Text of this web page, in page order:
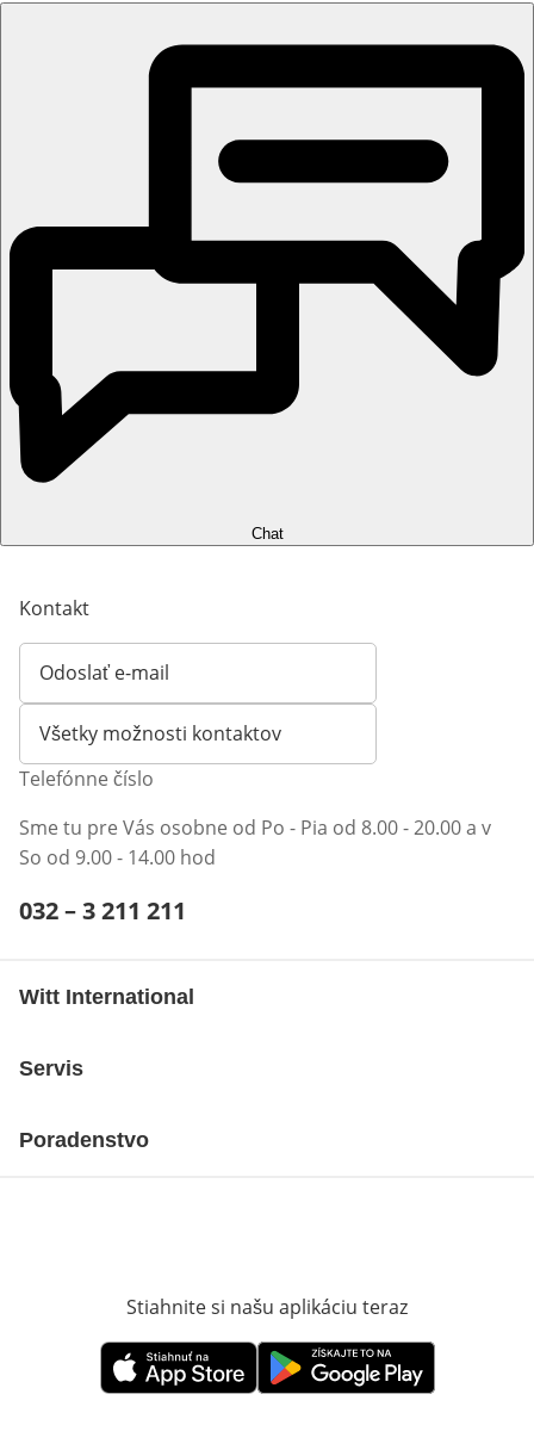
Chat
Kontakt
Odoslať e-mail
Otvorí e-mailového klienta
Všetky možnosti kontaktov
Telefónne číslo
Sme tu pre Vás osobne od Po - Pia od 8.00 - 20.00 a v
So od 9.00 - 14.00 hod
Telefónne číslo:
032 – 3 211 211
Witt International
Servis
Poradenstvo
Stiahnite si našu aplikáciu teraz
Otvorí sa vnovom okneOtvorí sa vnovom okne